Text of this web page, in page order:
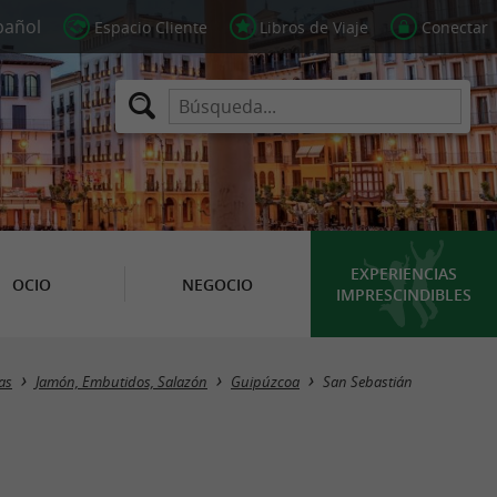
Espacio Cliente Libros de Viaje Conectar
OCIO NEGOCIO
EXPERIENCIAS
IMPRESCINDIBLES
Masquer la carte
Jamón, Embutidos, Salazón Guipúzcoa San Sebastián